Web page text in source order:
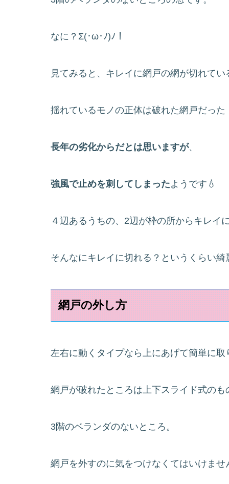
なに？Σ(･ω･ﾉ)ﾉ！
見てみると、キレイに網戸の網が切れて
揺れているモノの正体は破れた網戸だった
長年の劣化からだとは思いますが、
強風で止めを刺してしまったようです💧
４辺あるうちの、2辺が枠の所からキレイ
そんなにキレイに切れる？というくらい綺
網戸の外し方
左右に動くタイプなら上にあげて簡単に
網戸が破れたところは上下スライド式のも
3階のベランダのないところ。
網戸を外すのに気をつけなくてはいけませ